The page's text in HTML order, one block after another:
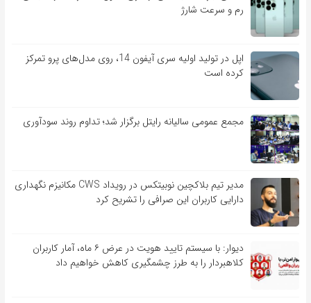
رم و سرعت شارژ
اپل در تولید اولیه سری آیفون 14، روی مدل‌های پرو تمرکز
کرده است
مجمع عمومی سالیانه رایتل برگزار شد؛ تداوم روند سودآوری
مدیر تیم بلاکچین نوبیتکس در رویداد CWS مکانیزم نگهداری
دارایی کاربران این صرافی را تشریح کرد
دیوار: با سیستم تایید هویت در عرض ۶ ماه، آمار کاربران
کلاهبردار را به طرز چشمگیری کاهش خواهیم داد